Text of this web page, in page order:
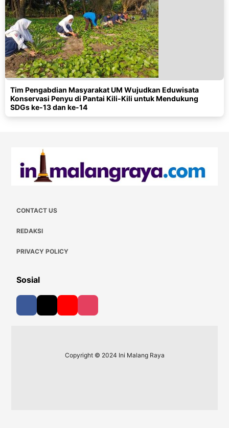
Tim Pengabdian Masyarakat UM Wujudkan Eduwisata
Konservasi Penyu di Pantai Kili-Kili untuk Mendukung
SDGs ke-13 dan ke-14
CONTACT US
REDAKSI
PRIVACY POLICY
Sosial
Copyright © 2024 Ini Malang Raya